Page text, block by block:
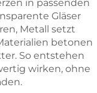
in passenden
Gläser
Metall setzt
betonen
So entstehen
wirken, ohne